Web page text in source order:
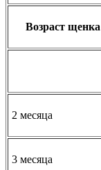
Возраст щенка
2 месяца
3 месяца